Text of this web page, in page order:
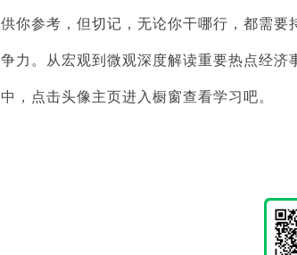
供你参考，但切记，无论你干哪行，都需
争力。从宏观到微观深度解读重要热点经济
中，点击头像主页进入橱窗查看学习吧。